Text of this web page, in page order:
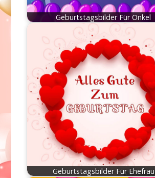
Geburtstagsbilder Für Onkel
Geburtstagsbilder Für Ehefrau